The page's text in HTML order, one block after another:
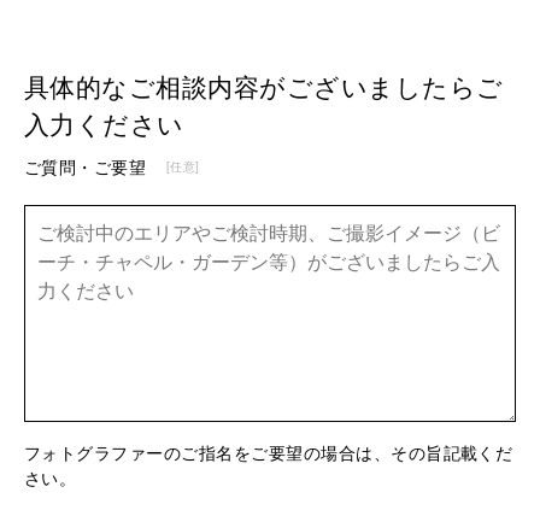
具体的なご相談内容がございましたらご
入力ください
ご質問・ご要望 [任意]
フォトグラファーのご指名をご要望の場合は、その旨記載くだ
さい。